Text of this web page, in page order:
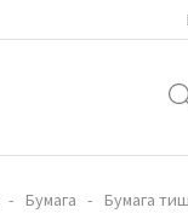
Бумага
Бумага